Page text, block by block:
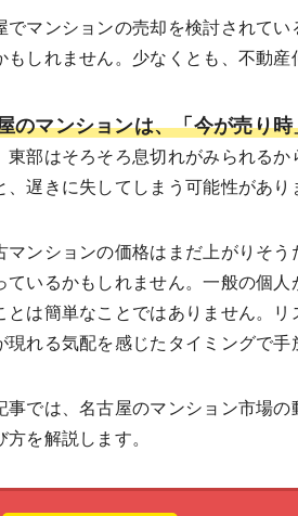
でマンションの売却を検討されて
もしれません。少なくとも、不動
のマンションは、「今が売り時
東部はそろそろ息切れがみられる
、遅きに失してしまう可能性があり
マンションの価格はまだ上がりそ
ているかもしれません。一般の個
とは簡単なことではありません。
現れる気配を感じたタイミングで手
事では、名古屋のマンション市場
方を解説します。